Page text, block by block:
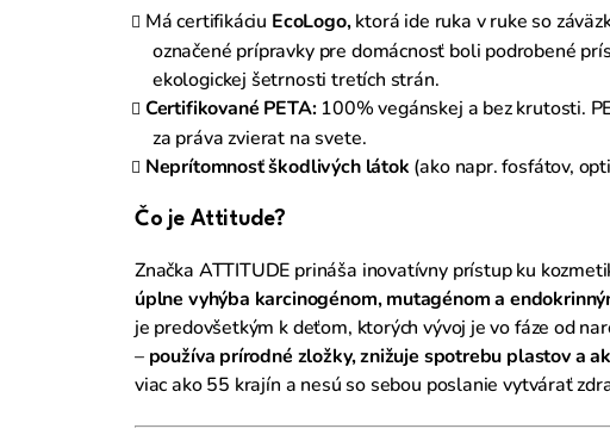
Má certifikáciu EcoLogo,ktorá ide ruka v ruke so
označené prípravky pre domácnosť boli podrobené
ekologickej šetrnosti tretích strán.
Certifikované PETA:100% vegánskej a bez krutosti.
za práva zvierat na svete.
Neprítomnosť škodlivých látok (ako napr. fosfátov,
Čo je Attitude?
Značka ATTITUDE prináša inovatívny prístup ku
úplne vyhýba karcinogénom, mutagénom a
je predovšetkým k deťom, ktorých vývoj je vo fáze od
– používa prírodné zložky, znižuje spotrebu plastov a
viac ako 55 krajín a nesú so sebou poslanie vytvárať